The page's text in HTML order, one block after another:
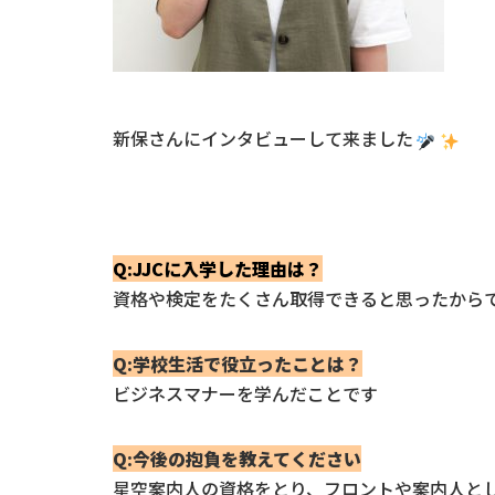
新保さんにインタビューして来ました
Q:JJCに入学した理由は？
資格や検定をたくさん取得できると思ったから
Q:学校生活で役立ったことは？
ビジネスマナーを学んだことです
Q:今後の抱負を教えてください
星空案内人の資格をとり、フロントや案内人と